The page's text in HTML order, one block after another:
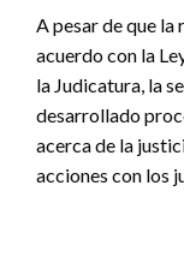
A pesar de que
acuerdo con la
la Judicatura, la
desarrollado
acerca de la
acciones con los